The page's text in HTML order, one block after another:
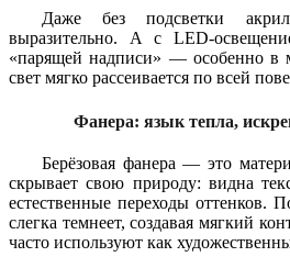
Даже без подсветки
выразительно. А с LED-
«парящей надписи» — особенно в
свет мягко рассеивается по всей
Фанера: язык тепла,
Берёзовая фанера — это
скрывает свою природу: видна
естественные переходы оттенков.
слегка темнеет, создавая мягкий
часто используют как